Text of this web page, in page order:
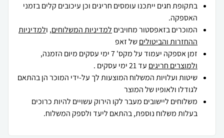
בתקופת חגים ייתכנו עומסים חריגים וכן עיכובים קלים בזמני
האספקה.
המוכרים בזאפסטור מחויבים למדיניות המשלוחים, ולמדיניות
ההחזרות והביטוליםשל זאפ
זמן אספקה יעמוד על מקס' 7 ימי עסקים מיום הזמנה,
ולמוצרים חריגים עד 21 ימי עסקים .
שיטות ועלויות המשלוח המוצעות לך על-ידי המוכר הן בהתאם
לגודלו ולאופיו של המוצר
משלוחים ליישובים מעבר לקו הירוק עשויים להיות כרוכים
בעלות משלוח נוספת, בהתאם ליעד ולספק המשלוח.